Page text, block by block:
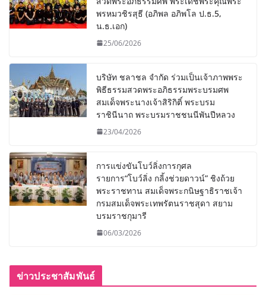
พรหมวชิรสุธี (อภิพล อภิพโล ป.ธ.5,
น.ธ.เอก)
25/06/2026
บริษัท ชลาชล จำกัด ร่วมเป็นเจ้าภาพพระ
พิธีธรรมสวดพระอภิธรรมพระบรมศพ
สมเด็จพระนางเจ้าสิริกิติ์ พระบรม
ราชินีนาถ พระบรมราชชนนีพันปีหลวง
23/04/2026
การแข่งขันโบว์ลิ่งการกุศล
รายการ“โบว์ลิ่ง กลิ้งช่วยดาวน์” ชิงถ้วย
พระราชทาน สมเด็จพระกนิษฐาธิราชเจ้า
กรมสมเด็จพระเทพรัตนราชสุดา สยาม
บรมราชกุมารี
06/03/2026
ข่าวประชาสัมพันธ์